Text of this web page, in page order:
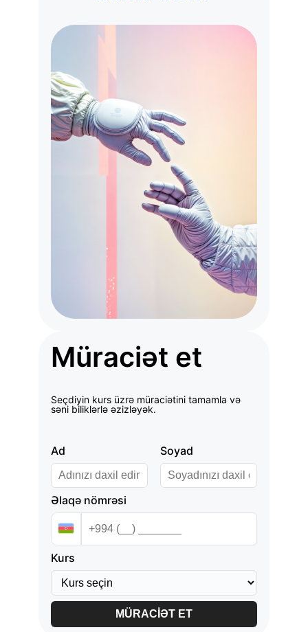
Müraciət et
Seçdiyin kurs üzrə müraciətini tamamla və
səni biliklərlə əzizləyək.
Ad Soyad
Əlaqə nömrəsi
Kurs
MÜRACİƏT ET